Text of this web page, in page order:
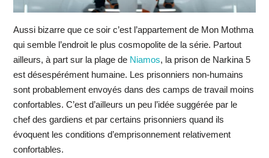
Aussi bizarre que ce soir c’est l’appartement de Mon Mothma
qui semble l’endroit le plus cosmopolite de la série. Partout
ailleurs, à part sur la plage de Niamos, la prison de Narkina 5
est désespérément humaine. Les prisonniers non-humains
sont probablement envoyés dans des camps de travail moins
confortables. C’est d’ailleurs un peu l’idée suggérée par le
chef des gardiens et par certains prisonniers quand ils
évoquent les conditions d’emprisonnement relativement
confortables.